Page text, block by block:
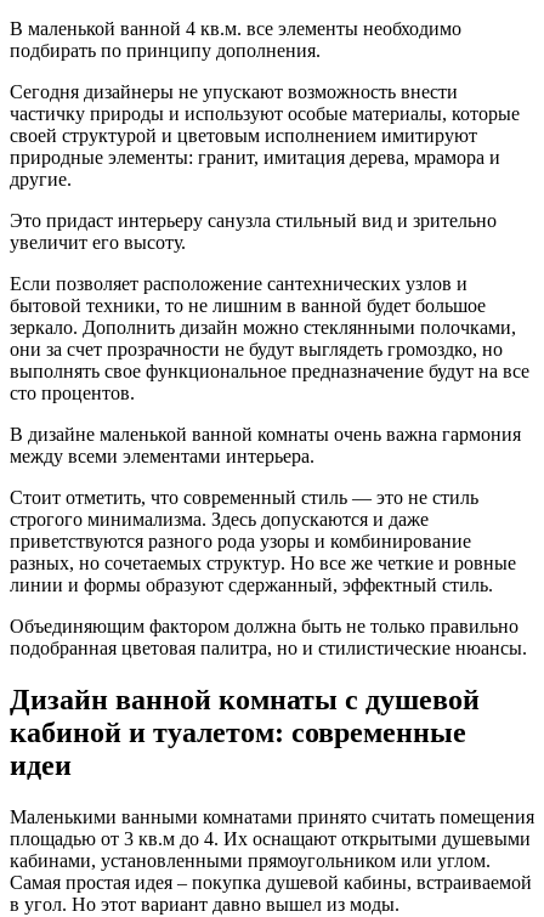
В маленькой ванной 4 кв.м. все элементы необходимо
подбирать по принципу дополнения.
Сегодня дизайнеры не упускают возможность внести
частичку природы и используют особые материалы, которые
своей структурой и цветовым исполнением имитируют
природные элементы: гранит, имитация дерева, мрамора и
другие.
Это придаст интерьеру санузла стильный вид и зрительно
увеличит его высоту.
Если позволяет расположение сантехнических узлов и
бытовой техники, то не лишним в ванной будет большое
зеркало. Дополнить дизайн можно стеклянными полочками,
они за счет прозрачности не будут выглядеть громоздко, но
выполнять свое функциональное предназначение будут на все
сто процентов.
В дизайне маленькой ванной комнаты очень важна гармония
между всеми элементами интерьера.
Стоит отметить, что современный стиль — это не стиль
строгого минимализма. Здесь допускаются и даже
приветствуются разного рода узоры и комбинирование
разных, но сочетаемых структур. Но все же четкие и ровные
линии и формы образуют сдержанный, эффектный стиль.
Объединяющим фактором должна быть не только правильно
подобранная цветовая палитра, но и стилистические нюансы.
Дизайн ванной комнаты с душевой
кабиной и туалетом: современные
идеи
Маленькими ванными комнатами принято считать помещения
площадью от 3 кв.м до 4. Их оснащают открытыми душевыми
кабинами, установленными прямоугольником или углом.
Самая простая идея – покупка душевой кабины, встраиваемой
в угол. Но этот вариант давно вышел из моды.